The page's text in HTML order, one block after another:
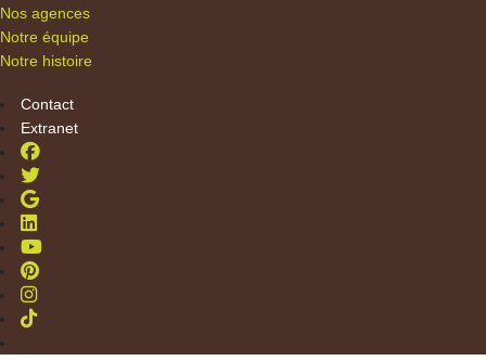
Nos agences
Notre équipe
Notre histoire
Contact
Extranet